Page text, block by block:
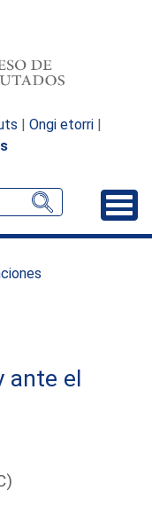
| Ongi etorri |
ante el